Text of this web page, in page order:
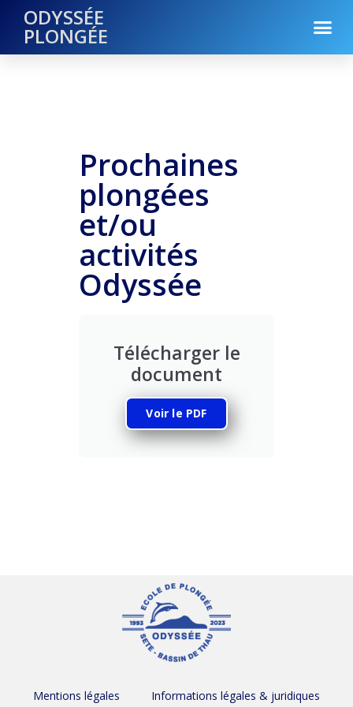
ODYSSÉE
PLONGÉE
Prochaines
plongées
et/ou
activités
Odyssée
Télécharger le
document
Voir le PDF
Mentions légales Informations légales & juridiques